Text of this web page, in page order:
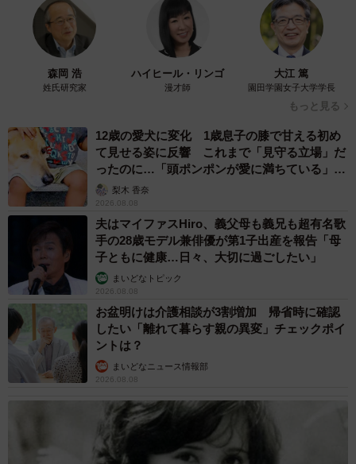
森岡 浩
姓氏研究家
ハイヒール・リンゴ
漫才師
大江 篤
園田学園女子大学学長
もっと見る
12歳の愛犬に変化 1歳息子の膝で甘える初め
て見せる姿に反響 これまで「見守る立場」だ
ったのに…「頭ポンポンが愛に満ちている」
「尊…」
梨木 香奈
2026.08.08
夫はマイファスHiro、義父母も義兄も超有名歌
手の28歳モデル兼俳優が第1子出産を報告「母
子ともに健康…日々、大切に過ごしたい」
まいどなトピック
2026.08.08
お盆明けは介護相談が3割増加 帰省時に確認
したい「離れて暮らす親の異変」チェックポイ
ントは？
まいどなニュース情報部
2026.08.08